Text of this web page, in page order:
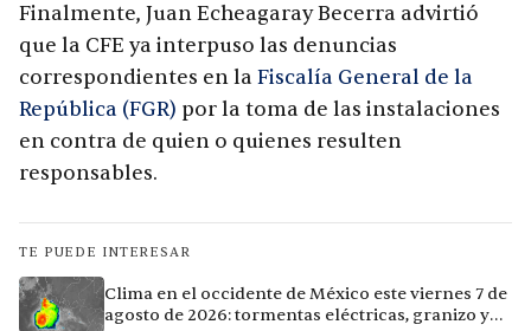
Finalmente, Juan Echeagaray Becerra advirtió
que la CFE ya interpuso las denuncias
correspondientes en la Fiscalía General de la
República (FGR) por la toma de las instalaciones
en contra de quien o quienes resulten
responsables.
TE PUEDE INTERESAR
Clima en el occidente de México este viernes 7 de
agosto de 2026: tormentas eléctricas, granizo y